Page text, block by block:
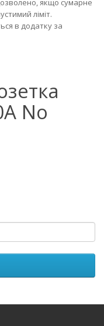
якщо сумарне
ліміт.
в додатку за
No